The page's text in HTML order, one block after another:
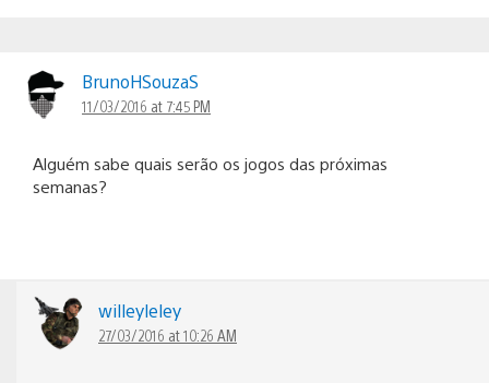
BrunoHSouzaS
11/03/2016 at 7:45 PM
Alguém sabe quais serão os jogos das próximas
semanas?
willeyleley
27/03/2016 at 10:26 AM